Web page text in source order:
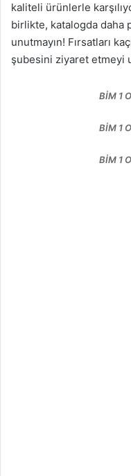
kaliteli ürünlerle
birlikte, katalogda daha
unutmayın! Fırsatları
şubesini ziyaret etmeyi
BİM 1
BİM 1
BİM 1